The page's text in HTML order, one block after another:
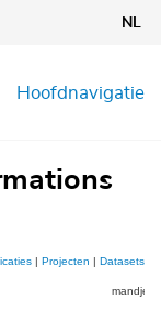
NL
Hoofdnavigatie
| Projecten | Datasets
mandje